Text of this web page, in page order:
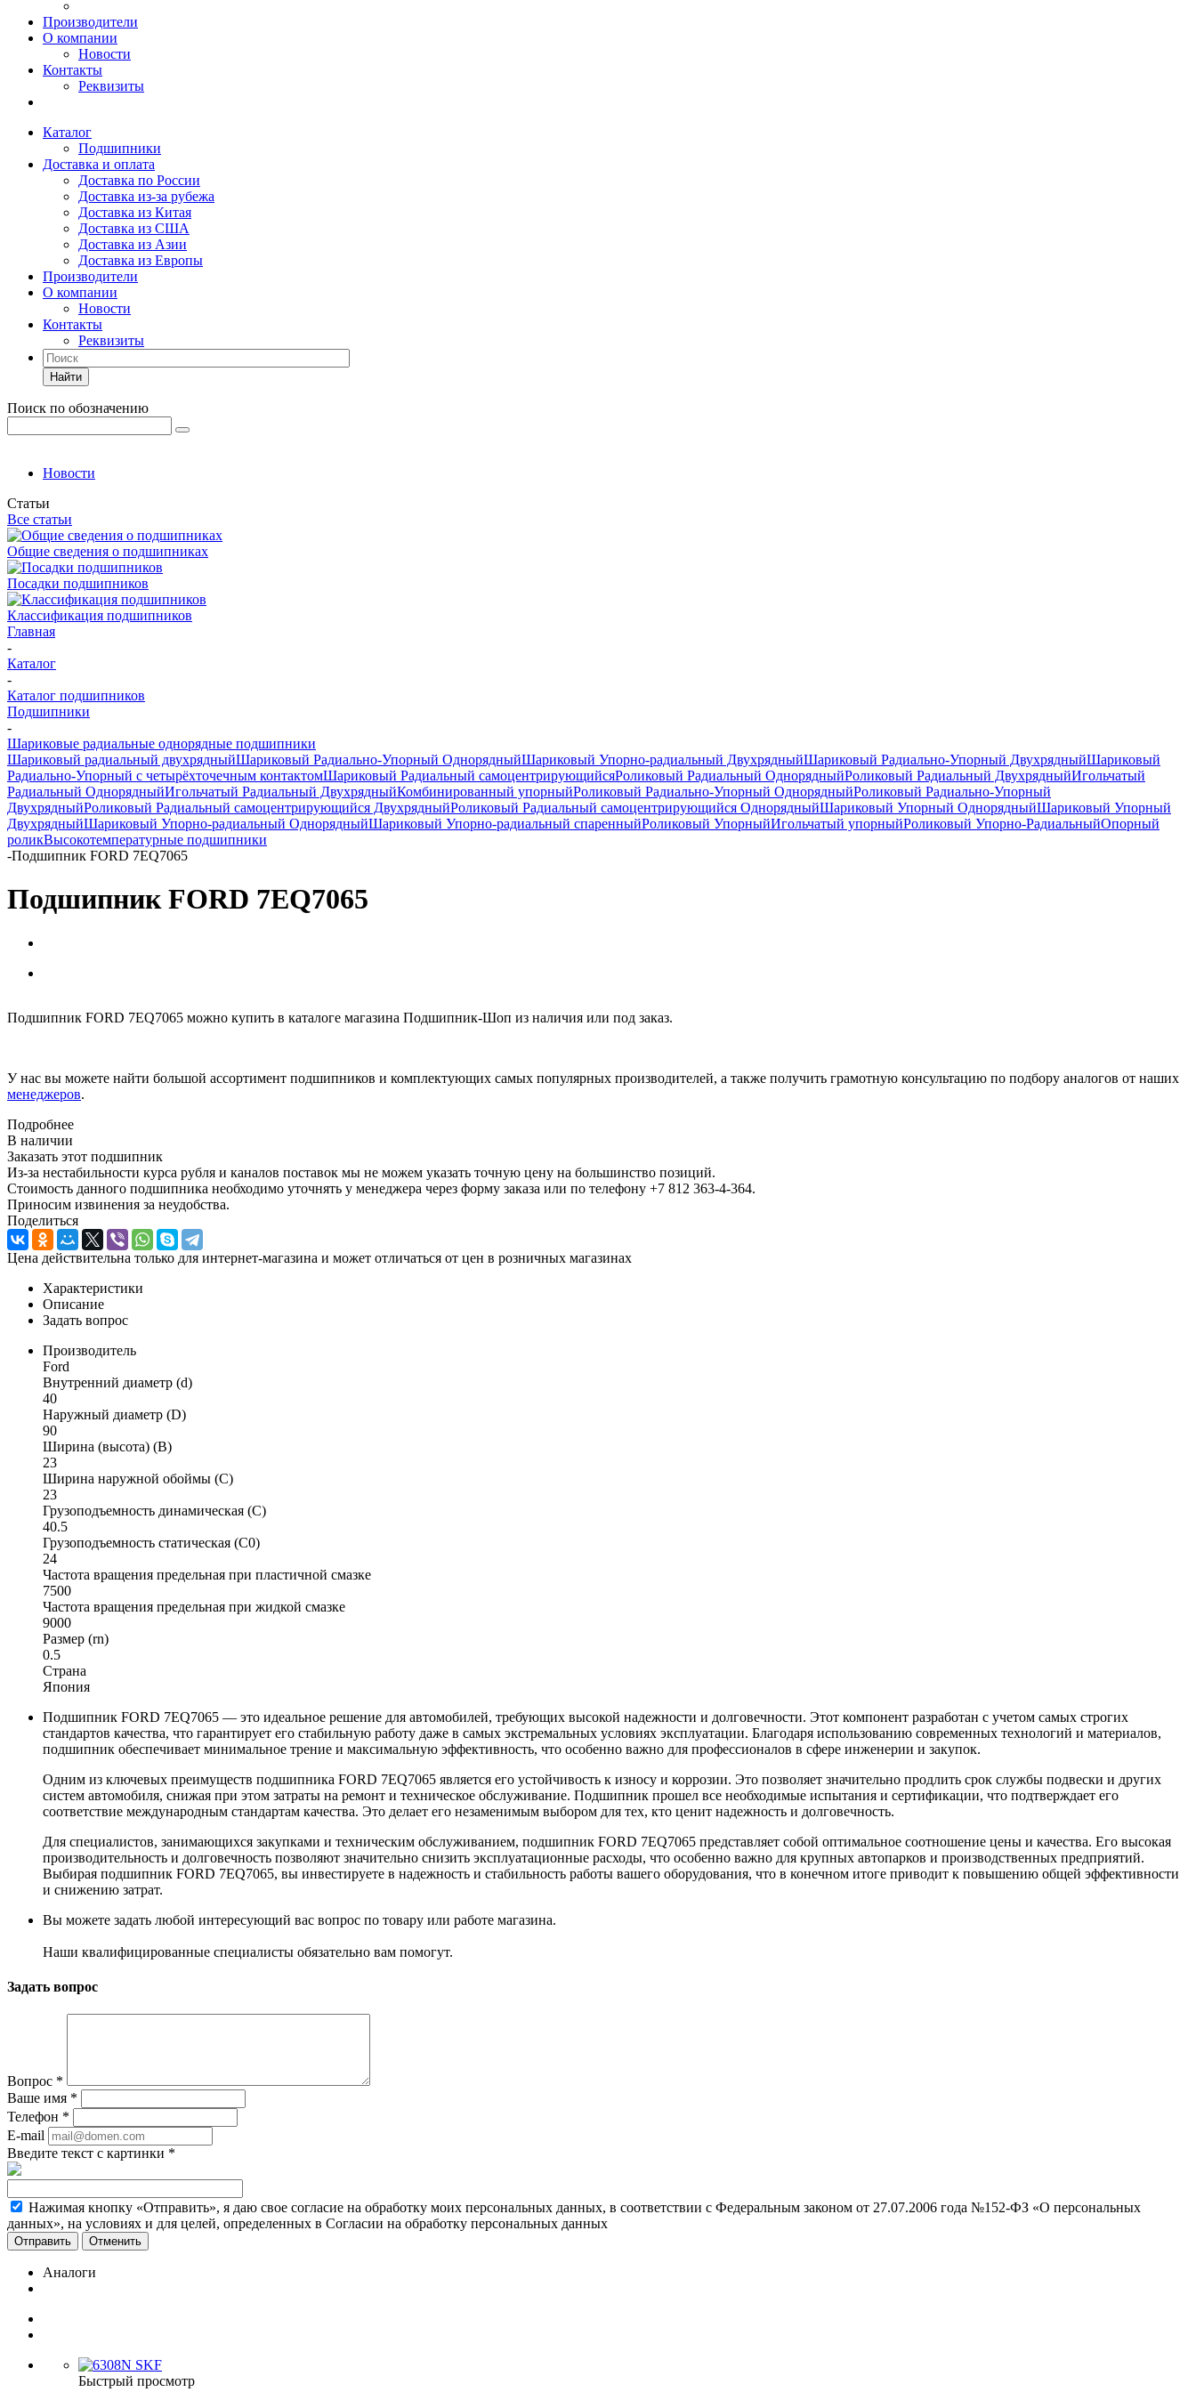
Производители
О компании
Новости
Контакты
Реквизиты
Каталог
Подшипники
Доставка и оплата
Доставка по России
Доставка из-за рубежа
Доставка из Китая
Доставка из США
Доставка из Азии
Доставка из Европы
Производители
О компании
Новости
Контакты
Реквизиты
Найти
Поиск по обозначению
Новости
Статьи
Все статьи
Общие сведения о подшипниках
Посадки подшипников
Классификация подшипников
Главная
-
Каталог
-
Каталог подшипников
Подшипники
-
Шариковые радиальные однорядные подшипники
Шариковый радиальный двухрядныйШариковый Радиально-Упорный ОднорядныйШариковый Упорно-радиальный ДвухрядныйШариковый Радиально-Упорный ДвухрядныйШариковый
Радиально-Упорный с четырёхточечным контактомШариковый Радиальный самоцентрирующийсяРоликовый Радиальный ОднорядныйРоликовый Радиальный ДвухрядныйИгольчатый
Радиальный ОднорядныйИгольчатый Радиальный ДвухрядныйКомбинированный упорныйРоликовый Радиально-Упорный ОднорядныйРоликовый Радиально-Упорный
ДвухрядныйРоликовый Радиальный самоцентрирующийся ДвухрядныйРоликовый Радиальный самоцентрирующийся ОднорядныйШариковый Упорный ОднорядныйШариковый Упорный
ДвухрядныйШариковый Упорно-радиальный ОднорядныйШариковый Упорно-радиальный спаренныйРоликовый УпорныйИгольчатый упорныйРоликовый Упорно-РадиальныйОпорный
роликВысокотемпературные подшипники
-Подшипник FORD 7EQ7065
Подшипник FORD 7EQ7065
Подшипник FORD 7EQ7065 можно купить в каталоге магазина Подшипник-Шоп из наличия или под заказ.
У нас вы можете найти большой ассортимент подшипников и комплектующих самых популярных производителей, а также получить грамотную консультацию по подбору аналогов от наших
менеджеров.
Подробнее
В наличии
Заказать этот подшипник
Из-за нестабильности курса рубля и каналов поставок мы не можем указать точную цену на большинство позиций.
Стоимость данного подшипника необходимо уточнять у менеджера через форму заказа или по телефону +7 812 363-4-364.
Приносим извинения за неудобства.
Поделиться
Цена действительна только для интернет-магазина и может отличаться от цен в розничных магазинах
Характеристики
Описание
Задать вопрос
Производитель
Ford
Внутренний диаметр (d)
40
Наружный диаметр (D)
90
Ширина (высота) (B)
23
Ширина наружной обоймы (C)
23
Грузоподъемность динамическая (C)
40.5
Грузоподъемность статическая (C0)
24
Частота вращения предельная при пластичной смазке
7500
Частота вращения предельная при жидкой смазке
9000
Размер (rn)
0.5
Страна
Япония
Подшипник FORD 7EQ7065 — это идеальное решение для автомобилей, требующих высокой надежности и долговечности. Этот компонент разработан с учетом самых строгих
стандартов качества, что гарантирует его стабильную работу даже в самых экстремальных условиях эксплуатации. Благодаря использованию современных технологий и материалов,
подшипник обеспечивает минимальное трение и максимальную эффективность, что особенно важно для профессионалов в сфере инженерии и закупок.
Одним из ключевых преимуществ подшипника FORD 7EQ7065 является его устойчивость к износу и коррозии. Это позволяет значительно продлить срок службы подвески и других
систем автомобиля, снижая при этом затраты на ремонт и техническое обслуживание. Подшипник прошел все необходимые испытания и сертификации, что подтверждает его
соответствие международным стандартам качества. Это делает его незаменимым выбором для тех, кто ценит надежность и долговечность.
Для специалистов, занимающихся закупками и техническим обслуживанием, подшипник FORD 7EQ7065 представляет собой оптимальное соотношение цены и качества. Его высокая
производительность и долговечность позволяют значительно снизить эксплуатационные расходы, что особенно важно для крупных автопарков и производственных предприятий.
Выбирая подшипник FORD 7EQ7065, вы инвестируете в надежность и стабильность работы вашего оборудования, что в конечном итоге приводит к повышению общей эффективности
и снижению затрат.
Вы можете задать любой интересующий вас вопрос по товару или работе магазина.
Наши квалифицированные специалисты обязательно вам помогут.
Задать вопрос
Вопрос *
Ваше имя *
Телефон *
E-mail
Введите текст с картинки *
Нажимая кнопку «Отправить», я даю свое согласие на обработку моих персональных данных, в соответствии с Федеральным законом от 27.07.2006 года №152-ФЗ «О персональных
данных», на условиях и для целей, определенных в Согласии на обработку персональных данных
Отменить
Аналоги
Быстрый просмотр